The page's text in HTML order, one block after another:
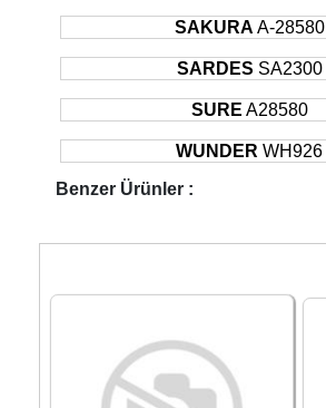
SAKURA A-28580
SARDES SA2300
SURE A28580
WUNDER WH926
Benzer Ürünler :